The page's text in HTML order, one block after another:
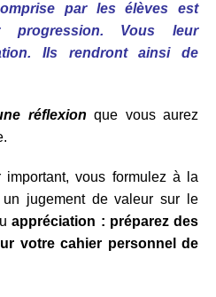
par les élèves est
Vous leur
Ils rendront ainsi de
réflexion que vous aurez
vous formulez à la
jugement de valeur sur le
appréciation : préparez des
votre cahier personnel de